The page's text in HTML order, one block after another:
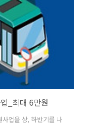
대 10만원만 인정됩
되는 금액은 10만 원
_최대 6만원
업을 상, 하반기를 나